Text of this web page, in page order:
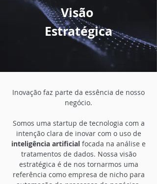
Visão
Estratégica
Inovação faz parte da essência de nosso
negócio.
Somos uma startup de tecnologia com a
intenção clara de inovar com o uso de
inteligência artificial focada na análise e
tratamentos de dados. Nossa visão
estratégica é de nos tornarmos uma
referência como empresa de nicho para